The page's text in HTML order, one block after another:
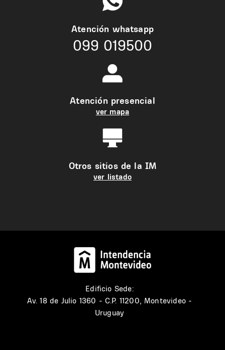
Atención whatsapp
099 019500
Atención presencial
ver mapa
Otros sitios de la IM
ver listado
Edificio Sede:
Av. 18 de Julio 1360 - C.P. 11200, Montevideo -
Uruguay